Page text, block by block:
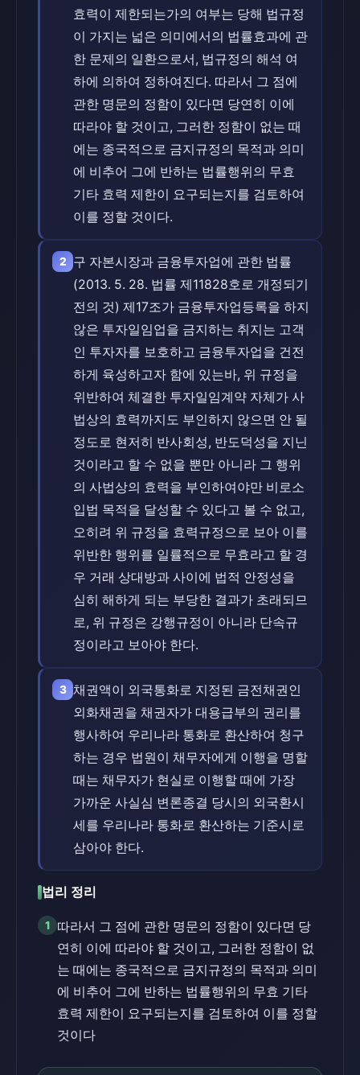
효력이 제한되는가의 여부는 당해 법규정
이 가지는 넓은 의미에서의 법률효과에 관
한 문제의 일환으로서, 법규정의 해석 여
하에 의하여 정하여진다. 따라서 그 점에
관한 명문의 정함이 있다면 당연히 이에
따라야 할 것이고, 그러한 정함이 없는 때
에는 종국적으로 금지규정의 목적과 의미
에 비추어 그에 반하는 법률행위의 무효
기타 효력 제한이 요구되는지를 검토하여
이를 정할 것이다.
2
구 자본시장과 금융투자업에 관한 법률
(2013. 5. 28. 법률 제11828호로 개정되기
전의 것) 제17조가 금융투자업등록을 하지
않은 투자일임업을 금지하는 취지는 고객
인 투자자를 보호하고 금융투자업을 건전
하게 육성하고자 함에 있는바, 위 규정을
위반하여 체결한 투자일임계약 자체가 사
법상의 효력까지도 부인하지 않으면 안 될
정도로 현저히 반사회성, 반도덕성을 지닌
것이라고 할 수 없을 뿐만 아니라 그 행위
의 사법상의 효력을 부인하여야만 비로소
입법 목적을 달성할 수 있다고 볼 수 없고,
오히려 위 규정을 효력규정으로 보아 이를
위반한 행위를 일률적으로 무효라고 할 경
우 거래 상대방과 사이에 법적 안정성을
심히 해하게 되는 부당한 결과가 초래되므
로, 위 규정은 강행규정이 아니라 단속규
정이라고 보아야 한다.
3 채권액이 외국통화로 지정된 금전채권인
외화채권을 채권자가 대용급부의 권리를
행사하여 우리나라 통화로 환산하여 청구
하는 경우 법원이 채무자에게 이행을 명할
때는 채무자가 현실로 이행할 때에 가장
가까운 사실심 변론종결 당시의 외국환시
세를 우리나라 통화로 환산하는 기준시로
삼아야 한다.
법리 정리
1
따라서 그 점에 관한 명문의 정함이 있다면 당
연히 이에 따라야 할 것이고, 그러한 정함이 없
는 때에는 종국적으로 금지규정의 목적과 의미
에 비추어 그에 반하는 법률행위의 무효 기타
효력 제한이 요구되는지를 검토하여 이를 정할
것이다